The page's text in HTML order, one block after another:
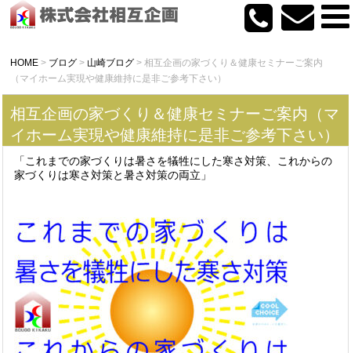
HOME > ブログ > 山崎ブログ > 相互企画の家づくり＆健康セミナーご案内
（マイホーム実現や健康維持に是非ご参考下さい）
相互企画の家づくり＆健康セミナーご案内（マ
イホーム実現や健康維持に是非ご参考下さい）
「これまでの家づくりは暑さを犠牲にした寒さ対策、これからの
家づくりは寒さ対策と暑さ対策の両立」